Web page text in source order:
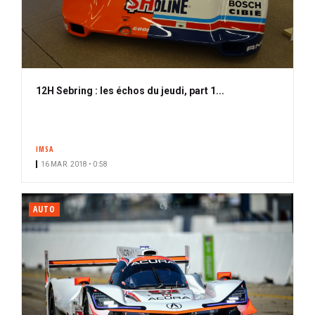
12H Sebring : les échos du jeudi, part 1...
IMSA
16 MAR. 2018 • 0:58
AUTO